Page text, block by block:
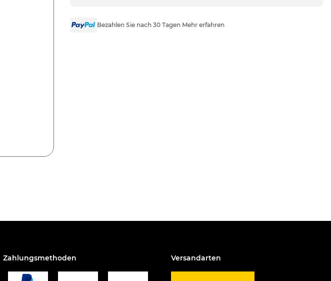
Bezahlen Sie nach 30 Tagen Mehr erfahren
Zahlungsmethoden Versandarten